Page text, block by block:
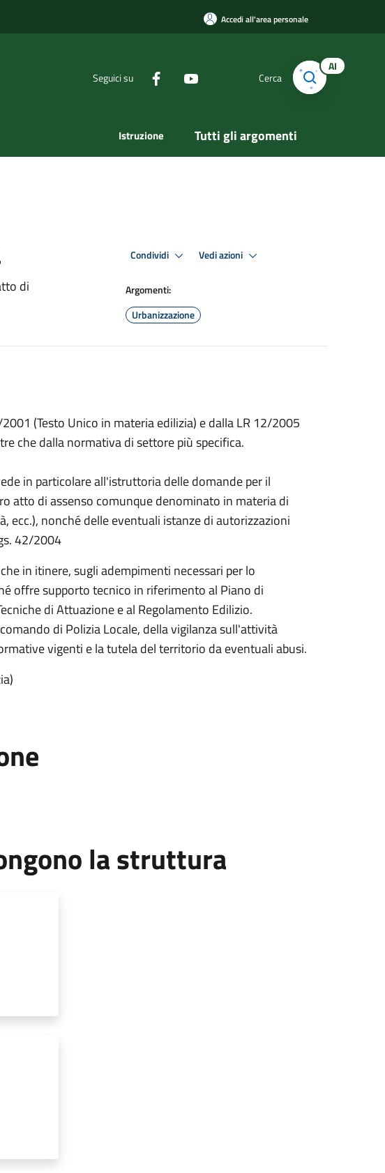
Accedi all'area personale
Seguici su Cerca
AI
Istruzione Tutti gli argomenti
di
Condividi Vedi azioni
Argomenti:
Urbanizzazione
(Testo Unico in materia edilizia) e dalla LR 12/2005
che dalla normativa di settore più specifica.
in particolare all'istruttoria delle domande per il
atto di assenso comunque denominato in materia di
ecc.), nonché delle eventuali istanze di autorizzazioni
42/2004
in itinere, sugli adempimenti necessari per lo
offre supporto tecnico in riferimento al Piano di
di Attuazione e al Regolamento Edilizio.
di Polizia Locale, della vigilanza sull'attività
vigenti e la tutela del territorio da eventuali abusi.
la struttura